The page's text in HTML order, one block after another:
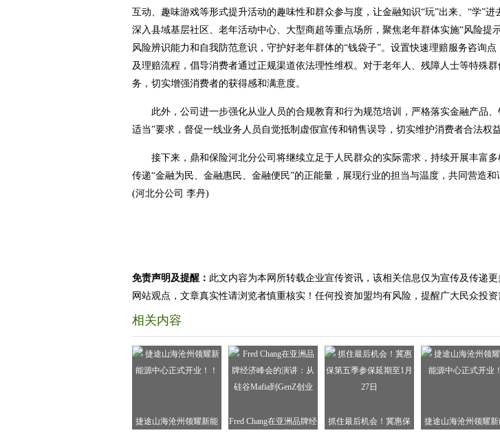
互动、趣味游戏等形式提升活动的趣味性和群众参与度，让金融知识“玩”出来、“学”进
深入县域基层社区、老年活动中心、大型商超等重点场所，聚焦老年群体实施“风险提
风险辨识能力和自我防范意识，守护好老年群体的“钱袋子”。设置快速理赔服务咨询
及理赔流程，倡导消费者通过正规渠道依法理性维权。对于老年人、残障人士等特殊
务，切实增强消费者的获得感和满意度。
此外，公司进一步强化从业人员的合规教育和行为规范培训，严格落实金融产品、
适当”要求，督促一线业务人员自觉抵制虚假宣传和销售误导，切实维护消费者合法权益
接下来，鼎和保险河北分公司将继续立足于人民群众的实际需求，持续开展丰富多
传递“金融为民、金融惠民、金融便民”的正能量，展现行业的担当与温度，共同营造和
(河北分公司 李丹)
免责声明及提醒： 此文内容为本网所转载企业宣传资讯，该相关信息仅为宣传及传递
网站观点，文章真实性请浏览者慎重核实！任何投资加盟均有风险，提醒广大民众投资
相关内容
捷途山海沧州领耀新能
Fred Chang在亚洲品牌经
抓住最后机会！冀惠保
捷途山海沧州领耀